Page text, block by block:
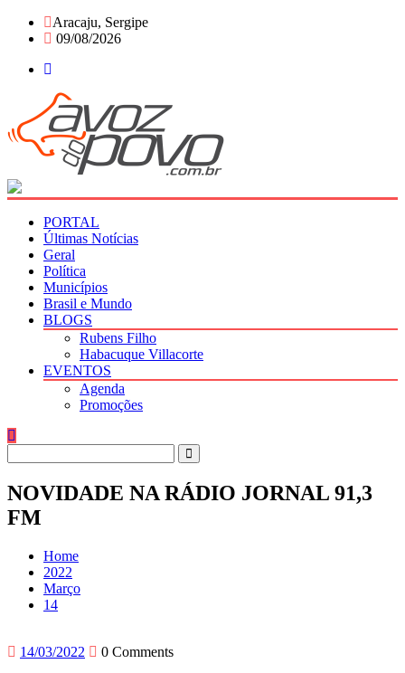
Skip
Aracaju, Sergipe
09/08/2026
PORTAL
Últimas Notícias
Geral
Política
Municípios
Brasil e Mundo
BLOGS
Rubens Filho
Habacuque Villacorte
EVENTOS
Agenda
Promoções
NOVIDADE NA RÁDIO JORNAL 91,3
FM
Home
2022
Março
14
14/03/2022
0 Comments